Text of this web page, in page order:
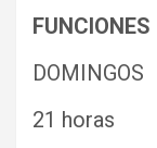
FUNCIONES
DOMINGOS
21 horas